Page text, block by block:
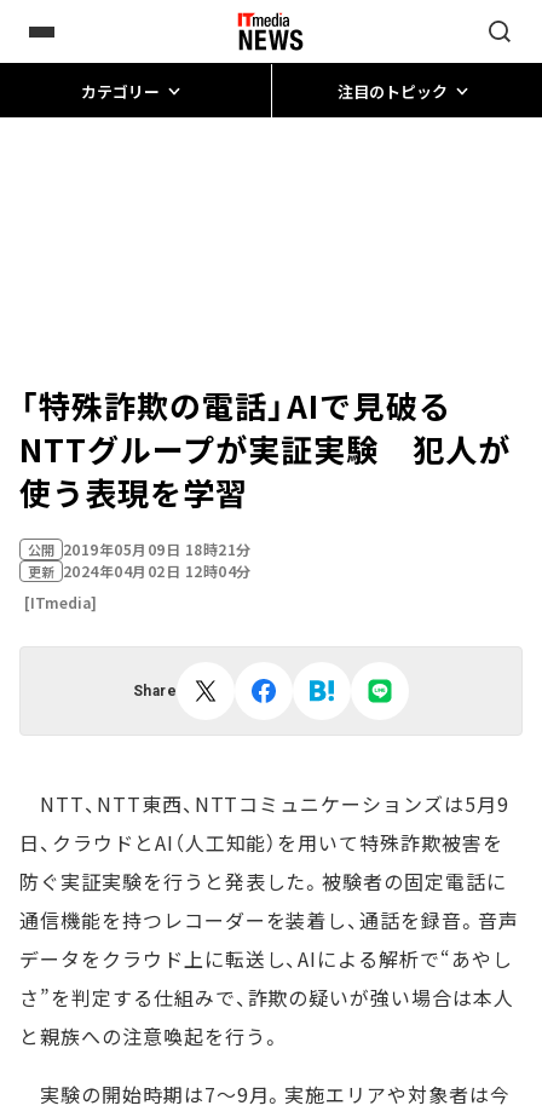
カテゴリー 注目のトピック
「特殊詐欺の電話」AIで見破る
NTTグループが実証実験 犯人が
使う表現を学習
公開 2019年05月09日 18時21分
更新 2024年04月02日 12時04分
[ITmedia]
Share
NTT、NTT東西、NTTコミュニケーションズは5月9
日、クラウドとAI（人工知能）を用いて特殊詐欺被害を
防ぐ実証実験を行うと発表した。被験者の固定電話に
通信機能を持つレコーダーを装着し、通話を録音。音声
データをクラウド上に転送し、AIによる解析で“あやし
さ”を判定する仕組みで、詐欺の疑いが強い場合は本人
と親族への注意喚起を行う。
実験の開始時期は7～9月。実施エリアや対象者は今